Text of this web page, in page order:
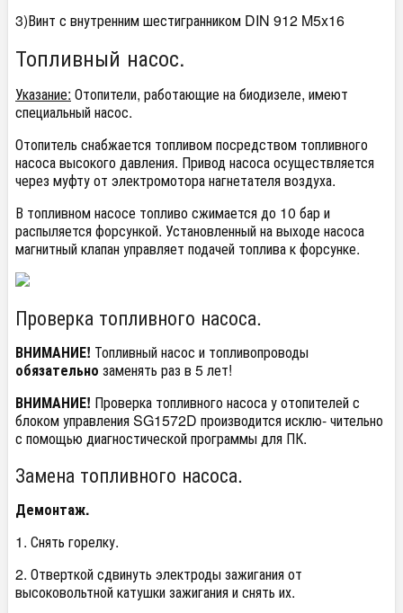
3)Винт с внутренним шестигранником DIN 912 M5x16
Топливный насос.
Указание: Отопители, работающие на биодизеле, имеют
специальный насос.
Отопитель снабжается топливом посредством топливного
насоса высокого давления. Привод насоса осуществляется
через муфту от электромотора нагнетателя воздуха.
В топливном насосе топливо сжимается до 10 бар и
распыляется форсункой. Установленный на выходе насоса
магнитный клапан управляет подачей топлива к форсунке.
Проверка топливного насоса.
ВНИМАНИЕ! Топливный насос и топливопроводы
обязательно заменять раз в 5 лет!
ВНИМАНИЕ! Проверка топливного насоса у отопителей с
блоком управления SG1572D производится исклю- чительно
с помощью диагностической программы для ПК.
Замена топливного насоса.
Демонтаж.
1. Снять горелку.
2. Отверткой сдвинуть электроды зажигания от
высоковольтной катушки зажигания и снять их.